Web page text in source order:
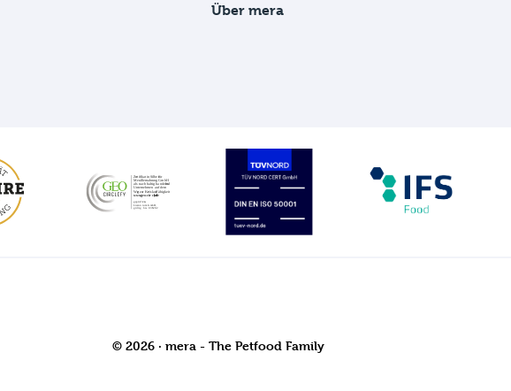
Über mera
© 2026 · mera - The Petfood Family